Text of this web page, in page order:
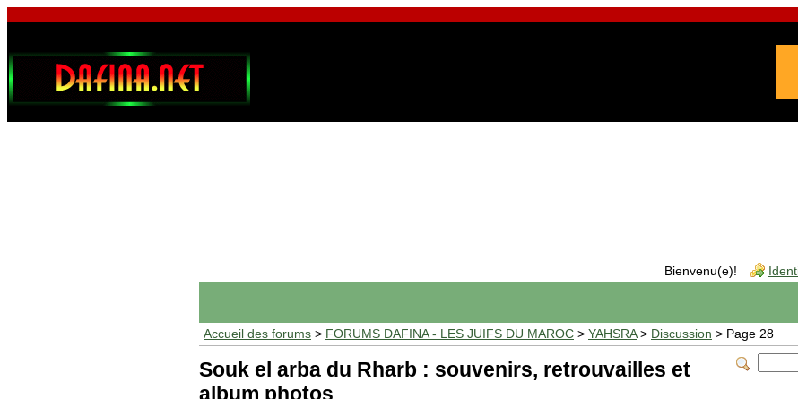
Bienvenu(e)!
Accueil des forums > FORUMS DAFINA - LES JUIFS DU MAROC > YAHSRA> Discussion > Page 28
Souk el arba du Rharb : souvenirs, retrouvailles et
album photos